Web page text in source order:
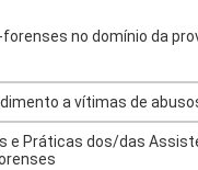
no domínio da
a vítimas de
e Práticas dos/das